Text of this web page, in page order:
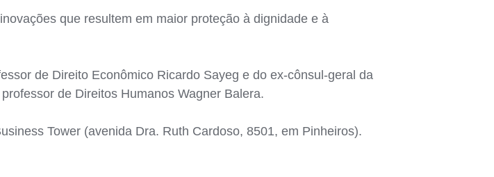
que resultem em maior proteção à dignidade e à
de Direito Econômico Ricardo Sayeg e do ex-cônsul-geral da
de Direitos Humanos Wagner Balera.
Tower (avenida Dra. Ruth Cardoso, 8501, em Pinheiros).